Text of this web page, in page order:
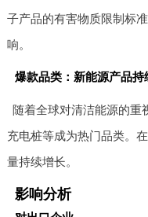
子产品的有害物质限制标
响。
爆款品类：新能源产品持
随着全球对清洁能源的重
充电桩等成为热门品类。
量持续增长。
影响分析